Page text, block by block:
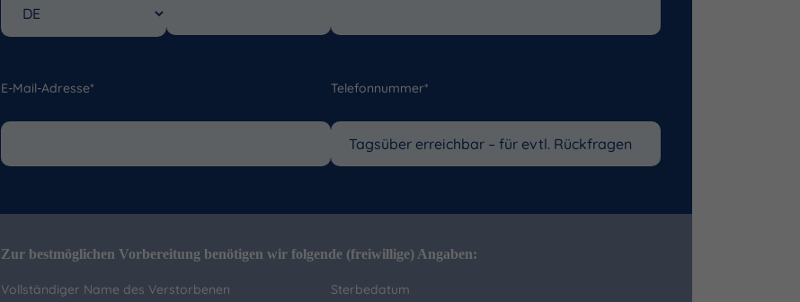
E-Mail-Adresse* Telefonnummer*
Zur bestmöglichen Vorbereitung benötigen wir folgende (freiwillige) Angaben:
Vollständiger Name des Verstorbenen Sterbedatum